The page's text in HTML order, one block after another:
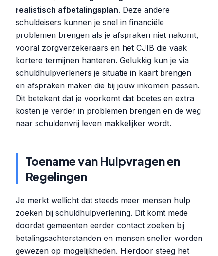
realistisch afbetalingsplan. Deze andere
schuldeisers kunnen je snel in financiële
problemen brengen als je afspraken niet nakomt,
vooral zorgverzekeraars en het CJIB die vaak
kortere termijnen hanteren. Gelukkig kun je via
schuldhulpverleners je situatie in kaart brengen
en afspraken maken die bij jouw inkomen passen.
Dit betekent dat je voorkomt dat boetes en extra
kosten je verder in problemen brengen en de weg
naar schuldenvrij leven makkelijker wordt.
Toename van Hulpvragen en
Regelingen
Je merkt wellicht dat steeds meer mensen hulp
zoeken bij schuldhulpverlening. Dit komt mede
doordat gemeenten eerder contact zoeken bij
betalingsachterstanden en mensen sneller worden
gewezen op mogelijkheden. Hierdoor steeg het